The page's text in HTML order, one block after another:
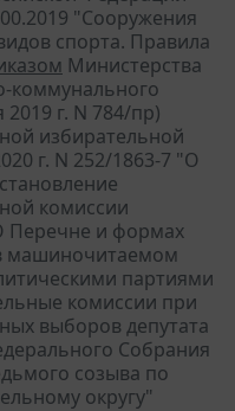
"Сооружения
спорта. Правила
Министерства
коммунального
г. N 784/пр)
избирательной
г. N 252/1863-7 "О
комиссии
Перечне и формах
машиночитаемом
партиями
комиссии при
выборов депутата
Собрания
созыва по
округу"